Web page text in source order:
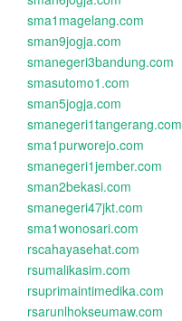
sma1magelang.com
sman9jogja.com
smanegeri3bandung.com
smasutomo1.com
sman5jogja.com
smanegeri1tangerang.com
sma1purworejo.com
smanegeri1jember.com
sman2bekasi.com
smanegeri47jkt.com
sma1wonosari.com
rscahayasehat.com
rsumalikasim.com
rsuprimaintimedika.com
rsarunlhokseumaw.com